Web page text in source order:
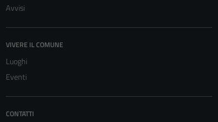
Avvisi
VIVERE IL COMUNE
Luoghi
Eventi
CONTATTI
sono necessari